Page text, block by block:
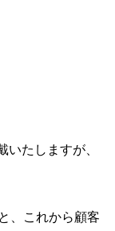
いたしますが、
、これから顧客